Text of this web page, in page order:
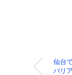
仙台
バリ